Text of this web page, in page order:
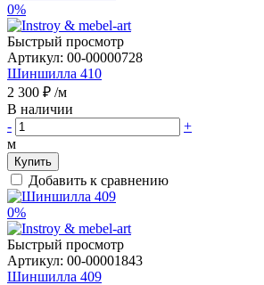
0%
Быстрый просмотр
Артикул: 00-00000728
Шиншилла 410
2 300 ₽ /м
В наличии
-
+
м
Купить
Добавить к сравнению
0%
Быстрый просмотр
Артикул: 00-00001843
Шиншилла 409